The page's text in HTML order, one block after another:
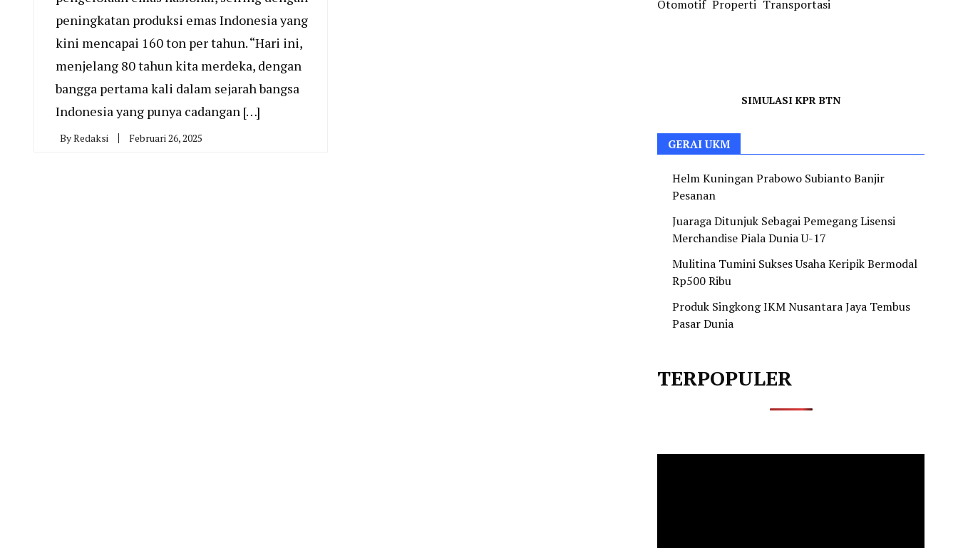
peningkatan produksi emas Indonesia yang
kini mencapai 160 ton per tahun. “Hari ini,
menjelang 80 tahun kita merdeka, dengan
bangga pertama kali dalam sejarah bangsa
Indonesia yang punya cadangan […]
ByRedaksi Februari 26, 2025
Otomotif Properti Transportasi
SIMULASI KPR BTN
GERAI UKM
Helm Kuningan Prabowo Subianto Banjir
Pesanan
Juaraga Ditunjuk Sebagai Pemegang Lisensi
Merchandise Piala Dunia U-17
Mulitina Tumini Sukses Usaha Keripik Bermodal
Rp500 Ribu
Produk Singkong IKM Nusantara Jaya Tembus
Pasar Dunia
TERPOPULER